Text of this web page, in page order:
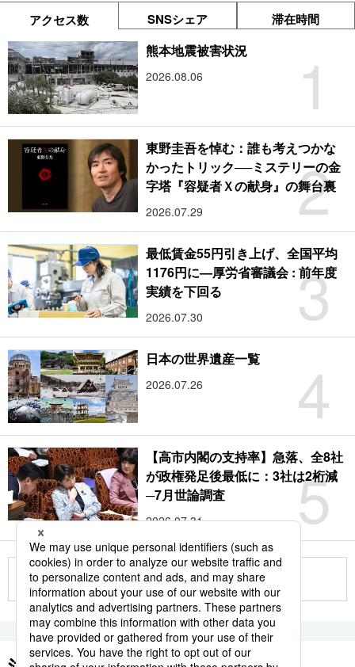
アクセス数 SNSシェア 滞在時間
1
熊本地震被害状況
2026.08.06
2
東野圭吾を悼む：誰も考えつかな
かったトリック──ミステリーの金
字塔『容疑者Ｘの献身』の舞台裏
2026.07.29
3
最低賃金55円引き上げ、全国平均
1176円に―厚労省審議会 : 前年度
実績を下回る
2026.07.30
4
日本の世界遺産一覧
2026.07.26
5
【高市内閣の支持率】急落、全8社
が政権発足後最低に：3社は2桁減
─7月世論調査
2026.07.31
もっと見る